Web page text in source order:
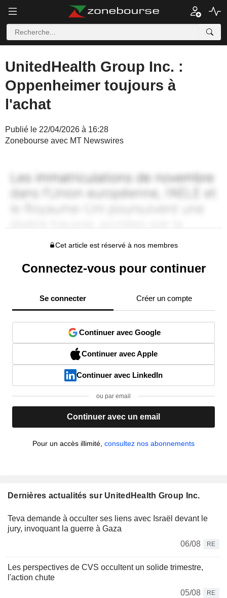
UnitedHealth Group Inc. :
Oppenheimer toujours à
l'achat
Publié le 22/04/2026 à 16:28
Zonebourse avec MT Newswires
Cet article est réservé à nos membres
Connectez-vous pour continuer
Se connecter Créer un compte
Continuer avec Google
Continuer avec Apple
Continuer avec LinkedIn
ou par email
Continuer avec un email
Pour un accès illimité, consultez nos abonnements
Dernières actualités sur UnitedHealth Group Inc.
Teva demande à occulter ses liens avec Israël devant le
jury, invoquant la guerre à Gaza
06/08
RE
Les perspectives de CVS occultent un solide trimestre,
l'action chute
05/08
RE